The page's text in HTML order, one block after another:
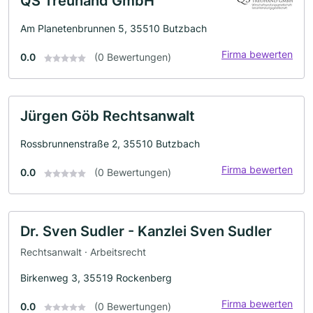
Am Planetenbrunnen 5, 35510 Butzbach
0.0 (0 Bewertungen) Firma bewerten
Jürgen Göb Rechtsanwalt
Rossbrunnenstraße 2, 35510 Butzbach
0.0 (0 Bewertungen) Firma bewerten
Dr. Sven Sudler - Kanzlei Sven Sudler
Rechtsanwalt · Arbeitsrecht
Birkenweg 3, 35519 Rockenberg
0.0 (0 Bewertungen) Firma bewerten